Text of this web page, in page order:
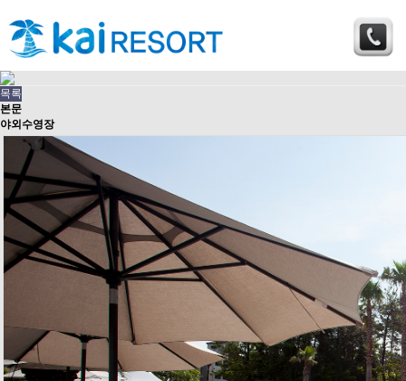
목록
본문
야외수영장